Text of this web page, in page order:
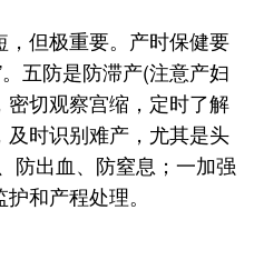
但极重要。产时保健要
五防是防滞产(注意产妇
切观察宫缩，定时了解
时识别难产，尤其是头
防出血、防窒息；一加强
和产程处理。